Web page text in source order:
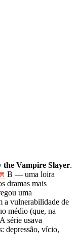
the Vampire Slayer.
B — uma loira
dramas mais
uma
a vulnerabilidade de
médio (que, na
série usava
depressão, vício,